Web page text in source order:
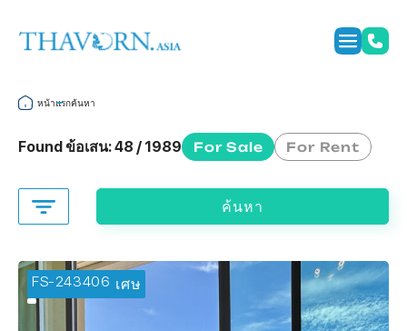
หน้าแรกค้นหา
Found ข้อเสน:48 / 1989 For Sale For Rent
ค้นหา
FS-243406
🔥 ข้อเสนอพิเศษ